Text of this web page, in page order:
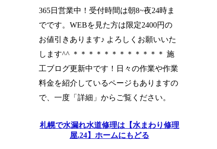
365日営業中！受付時間は朝8~夜24時ま
でです。WEBを見た方は限定2400円の
お値引きあります♪ よろしくお願いいた
します^^ ＊＊＊＊＊＊＊＊＊＊＊＊ 施
工ブログ更新中です！日々の作業や作業
料金を紹介しているページもありますの
で、一度「詳細」からご覧ください。
札幌で水漏れ水道修理は【水まわり修理
屋.24】ホームにもどる